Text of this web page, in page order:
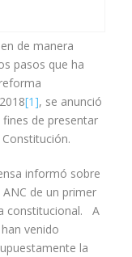
de manera
pasos que ha
[1], se anunció
de presentar
informó sobre
de un primer
constitucional. A
venido
la